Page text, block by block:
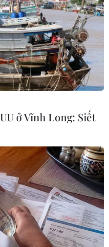
cầu
tế toàn cầu
ở Vĩnh Long: Siết